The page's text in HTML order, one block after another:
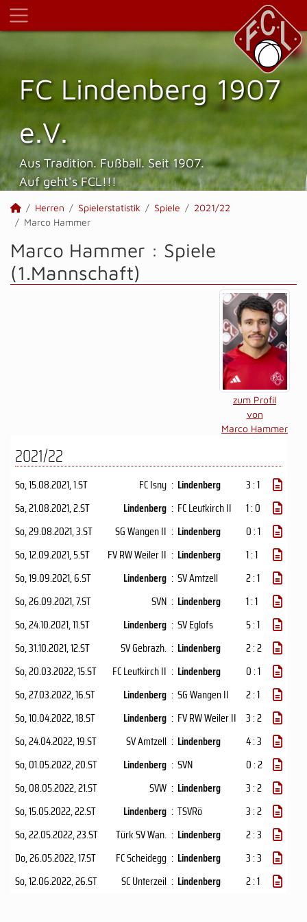
FC Lindenberg 1907
e.V.
Aus Tradition. Fußball. Seit 1907.
Auf geht's FCL!!!
Herren Spielerstatistik Spiele
2021/22
Marco Hammer
Marco Hammer : Spiele
(1.Mannschaft)
zum Profil
von
Marco Hammer
2021/22
So, 15.08.2021, 1.ST FC Isny : Lindenberg
3 : 1
Sa, 21.08.2021, 2.ST Lindenberg : FC Leutkirch II
1 : 0
So, 29.08.2021, 3.ST SG Wangen II : Lindenberg
0 : 1
So, 12.09.2021, 5.ST FV RW Weiler II : Lindenberg
1 : 1
So, 19.09.2021, 6.ST Lindenberg : SV Amtzell
2 : 1
So, 26.09.2021, 7.ST SVN : Lindenberg
1 : 1
So, 24.10.2021, 11.ST Lindenberg : SV Eglofs
5 : 1
So, 31.10.2021, 12.ST SV Gebrazh. : Lindenberg
2 : 2
So, 20.03.2022, 15.ST FC Leutkirch II : Lindenberg
0 : 1
So, 27.03.2022, 16.ST Lindenberg : SG Wangen II
2 : 1
So, 10.04.2022, 18.ST Lindenberg : FV RW Weiler II 3 : 2
So, 24.04.2022, 19.ST SV Amtzell : Lindenberg
4 : 3
So, 01.05.2022, 20.ST Lindenberg : SVN
0 : 2
So, 08.05.2022, 21.ST SVW : Lindenberg
3 : 2
So, 15.05.2022, 22.ST Lindenberg : TSVRö
3 : 2
So, 22.05.2022, 23.ST Türk SV Wan. : Lindenberg
2 : 3
Do, 26.05.2022, 17.ST FC Scheidegg : Lindenberg
3 : 3
So, 12.06.2022, 26.ST SC Unterzeil : Lindenberg 2 : 1